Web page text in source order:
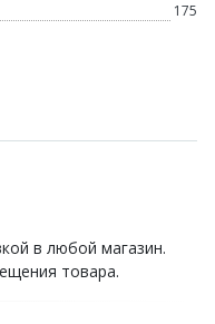
175
в любой магазин.
товара.